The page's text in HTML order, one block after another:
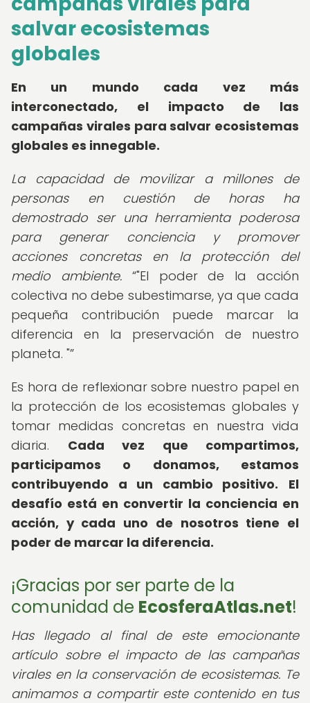
salvar ecosistemas
globales
En un mundo cada vez más
interconectado, el impacto de las
campañas virales para salvar ecosistemas
globales es innegable.
La capacidad de movilizar a millones de
personas en cuestión de horas ha
demostrado ser una herramienta poderosa
para generar conciencia y promover
acciones concretas en la protección del
medio ambiente.
"El poder de la acción
colectiva no debe subestimarse, ya que cada
pequeña contribución puede marcar la
diferencia en la preservación de nuestro
planeta. "
Es hora de reflexionar sobre nuestro papel en
la protección de los ecosistemas globales y
tomar medidas concretas en nuestra vida
diaria. Cada vez que compartimos,
participamos o donamos, estamos
contribuyendo a un cambio positivo.
El
desafío está en convertir la conciencia en
acción, y cada uno de nosotros tiene el
poder de marcar la diferencia.
¡Gracias por ser parte de la
comunidad de EcosferaAtlas.net!
Has llegado al final de este emocionante
artículo sobre el impacto de las campañas
virales en la conservación de ecosistemas. Te
animamos a compartir este contenido en tus